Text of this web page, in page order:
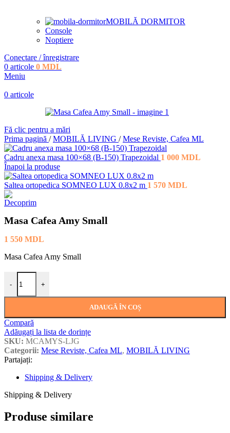
MOBILĂ DORMITOR
Console
Noptiere
Conectare / înregistrare
0 articole 0 MDL
Meniu
0 articole
Fă clic pentru a mări
Prima pagină / MOBILĂ LIVING / Mese Reviste, Cafea ML
Cadru anexa masa 100×68 (B-150) Trapezoidal 1 000 MDL
Înapoi la produse
Saltea ortopedica SOMNEO LUX 0.8x2 m 1 570 MDL
Masa Cafea Amy Small
1 550 MDL
Masa Cafea Amy Small
-
Cantitate Masa Cafea Amy Small
+
ADAUGĂ ÎN COȘ
Compară
Adăugați la lista de dorințe
SKU: MCAMYS-LJG
Categorii: Mese Reviste, Cafea ML, MOBILĂ LIVING
Partajați:
Shipping & Delivery
Shipping & Delivery
Produse similare